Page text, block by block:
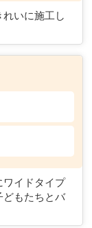
いに施工し
ワイドタイプ
どもたちとバ